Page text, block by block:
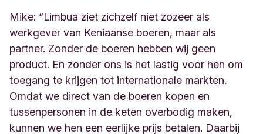
Mike: “Limbua ziet zichzelf niet zozeer als
werkgever van Keniaanse boeren, maar als
partner. Zonder de boeren hebben wij geen
product. En zonder ons is het lastig voor hen om
toegang te krijgen tot internationale markten.
Omdat we direct van de boeren kopen en
tussenpersonen in de keten overbodig maken,
kunnen we hen een eerlijke prijs betalen. Daarbij